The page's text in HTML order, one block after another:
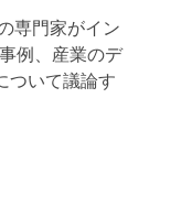
専門家がイン
例、産業のデ
ついて議論す